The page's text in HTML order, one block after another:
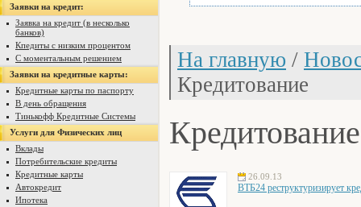
Заявки на кредит:
Заявка на кредит (в несколько
банков)
Кпедиты с низким процентом
С моментальным решением
Заявки на кредитные карты:
Кредитные карты по паспорту
В день обращения
Тинькофф Кредитные Системы
Услуги для Физических лиц
Вклады
Потребительские кредиты
Кредитные карты
Автокредит
Ипотека
На главную /
Кредитование
Кредитование
26.09.13
ВТБ24 реструктуризирует